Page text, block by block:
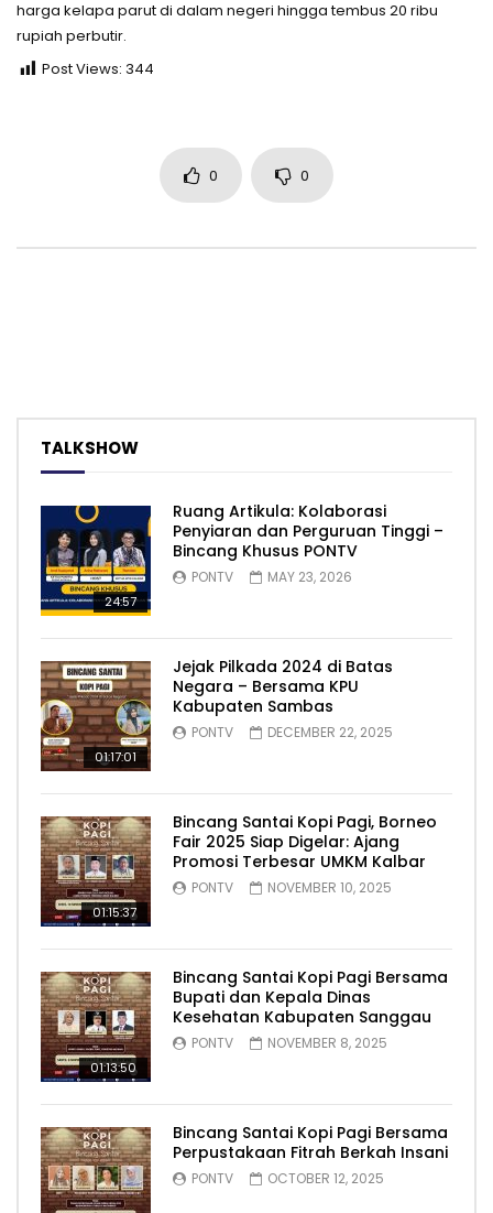
harga kelapa parut di dalam negeri hingga tembus 20 ribu
rupiah perbutir.
Post Views: 344
0 0
TALKSHOW
24:57
Ruang Artikula: Kolaborasi
Penyiaran dan Perguruan Tinggi –
Bincang Khusus PONTV
PONTV MAY 23, 2026
01:17:01
Jejak Pilkada 2024 di Batas
Negara – Bersama KPU
Kabupaten Sambas
PONTV DECEMBER 22, 2025
01:15:37
Bincang Santai Kopi Pagi, Borneo
Fair 2025 Siap Digelar: Ajang
Promosi Terbesar UMKM Kalbar
PONTV NOVEMBER 10, 2025
01:13:50
Bincang Santai Kopi Pagi Bersama
Bupati dan Kepala Dinas
Kesehatan Kabupaten Sanggau
PONTV NOVEMBER 8, 2025
Bincang Santai Kopi Pagi Bersama
Perpustakaan Fitrah Berkah Insani
PONTV OCTOBER 12, 2025